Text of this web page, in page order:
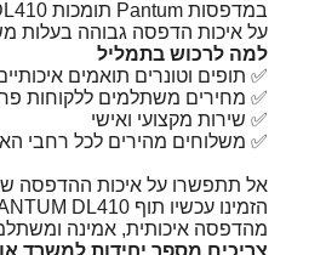
על איכות הדפסה גבוהה בעלות
למה לרכוש בתמליל
✅ תופים וטונרים תואמים
✅ מחירים משתלמים ללקוחות
✅ שירות מקצועי ואישי
✅ משלוחים מהירים לכל רחבי
אל תתפשרו על איכות ההדפסה
מהדפסה איכותית, אמינה
צריכים מספר יחידות למשרד